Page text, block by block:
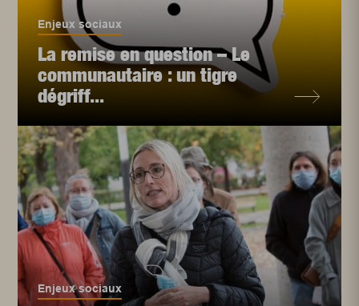
Enjeux sociaux
La remise en question – Le
communautaire : un tigre
dégriff...
Enjeux sociaux